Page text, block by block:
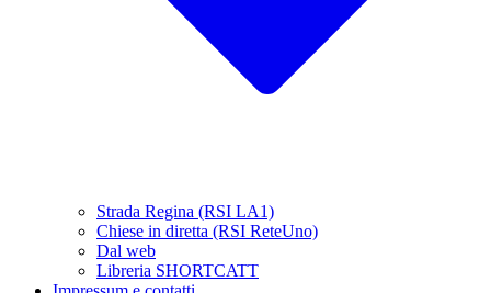
Strada Regina (RSI LA1)
Chiese in diretta (RSI ReteUno)
Dal web
Libreria SHORTCATT